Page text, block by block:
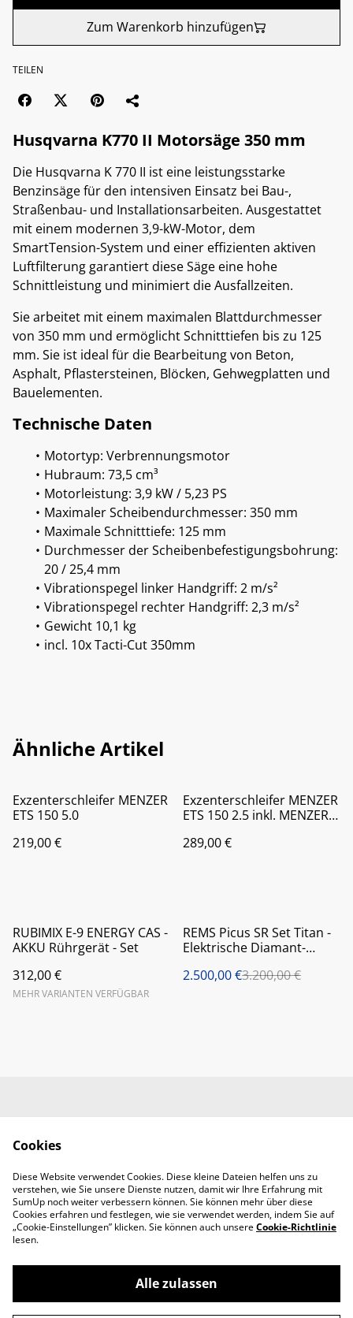
Zum Warenkorb hinzufügen
TEILEN
Husqvarna K770 II Motorsäge 350 mm
Die Husqvarna K 770 II ist eine leistungsstarke
Benzinsäge für den intensiven Einsatz bei Bau-,
Straßenbau- und Installationsarbeiten. Ausgestattet
mit einem modernen 3,9-kW-Motor, dem
SmartTension-System und einer effizienten aktiven
Luftfilterung garantiert diese Säge eine hohe
Schnittleistung und minimiert die Ausfallzeiten.
Sie arbeitet mit einem maximalen Blattdurchmesser
von 350 mm und ermöglicht Schnitttiefen bis zu 125
mm. Sie ist ideal für die Bearbeitung von Beton,
Asphalt, Pflastersteinen, Blöcken, Gehwegplatten und
Bauelementen.
Technische Daten
Motortyp: Verbrennungsmotor
Hubraum: 73,5 cm³
Motorleistung: 3,9 kW / 5,23 PS
Maximaler Scheibendurchmesser: 350 mm
Maximale Schnitttiefe: 125 mm
Durchmesser der Scheibenbefestigungsbohrung:
20 / 25,4 mm
Vibrationspegel linker Handgriff: 2 m/s²
Vibrationspegel rechter Handgriff: 2,3 m/s²
Gewicht 10,1 kg
incl. 10x Tacti-Cut 350mm
Ähnliche Artikel
Exzenterschleifer MENZER
ETS 150 5.0
219,00 €
Exzenterschleifer MENZER
ETS 150 2.5 inkl. MENZER
289,00 €
RUBIMIX E-9 ENERGY CAS -
AKKU Rührgerät - Set
312,00 €
MEHR VARIANTEN VERFÜGBAR
%
REMS Picus SR Set Titan -
Elektrische Diamant-
183022 R220
2.500,00 €3.200,00 €
Kontaktieren Sie uns
Rechtliche
Datenschutzbestimm
Handwerkerbedarf
RMMS Abendroth
©2026Handwerkerbedarf Abendroth
Cookies
Diese Website verwendet Cookies. Diese kleine Dateien helfen uns zu
verstehen, wie Sie unsere Dienste nutzen, damit wir Ihre Erfahrung mit
SumUp noch weiter verbessern können. Sie können mehr über diese
Cookies erfahren und festlegen, wie sie verwendet werden, indem Sie auf
„Cookie-Einstellungen” klicken. Sie können auch unsereCookie-Richtlinie
lesen.
Alle zulassen